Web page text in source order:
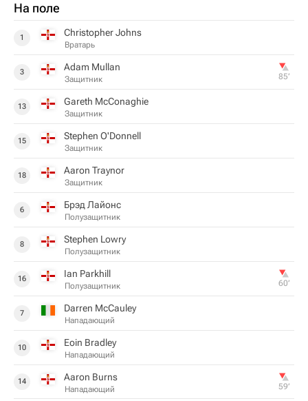
На поле
1 Christopher Johns
Вратарь
3 Adam Mullan
Защитник 85‎’‎
13 Gareth McConaghie
Защитник
15 Stephen O'Donnell
Защитник
18 Aaron Traynor
Защитник
6 Брэд Лайонс
Полузащитник
8 Stephen Lowry
Полузащитник
16 Ian Parkhill
Полузащитник 60‎’‎
7 Darren McCauley
Нападающий
10 Eoin Bradley
Нападающий
14 Aaron Burns
Нападающий 59‎’‎